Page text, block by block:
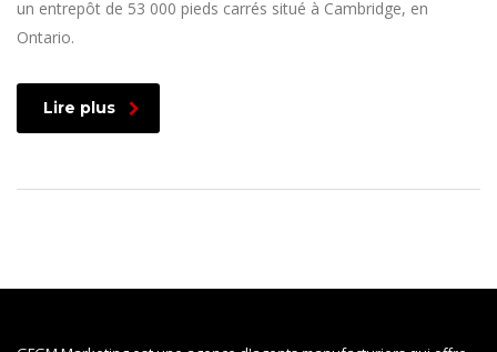
un entrepôt de 53 000 pieds carrés situé à Cambridge, en
Ontario.
Lire plus